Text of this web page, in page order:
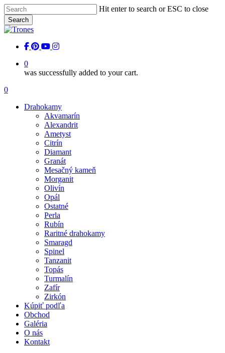
Skip
to
main
content
Hit enter to search or ESC to close
Search
Close
facebook
pinterest
youtubeinstagram
0
was successfully added to your cart.
Menu
0
Drahokamy
Akvamarín
Alexandrit
Ametyst
Citrín
Diamant
Granát
Mesačný kameň
Morganit
Olivín
Opál
Ostatné
Perla
Rubín
Raritné drahokamy
Smaragd
Spinel
Tanzanit
Topás
Turmalín
Zafír
Zirkón
Kúpiť podľa
Obchod
Galéria
O nás
Kontakt